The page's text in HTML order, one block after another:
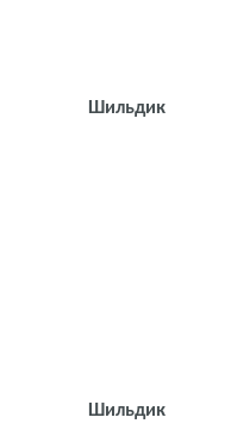
Шильдик
Шильдик